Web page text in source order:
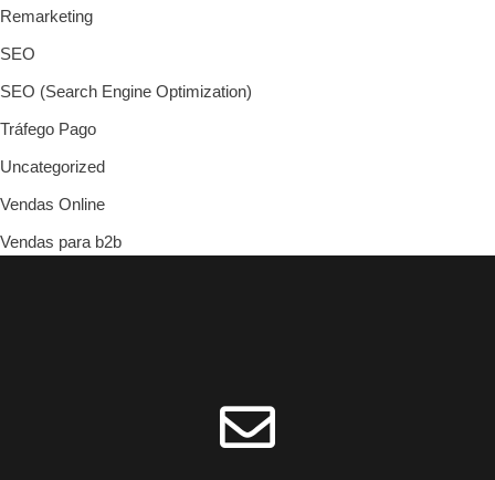
Remarketing
SEO
SEO (Search Engine Optimization)
Tráfego Pago
Uncategorized
Vendas Online
Vendas para b2b